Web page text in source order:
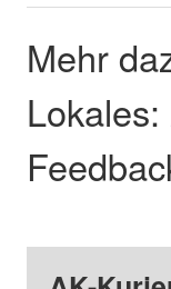
Mehr
Lokales: